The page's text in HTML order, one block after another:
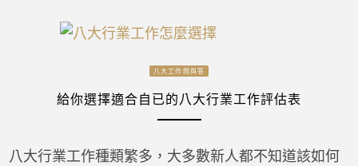
八大工作問與答
給你選擇適合自已的八大行業工作評估表
八大行業工作種類繁多，大多數新人都不知道該如何